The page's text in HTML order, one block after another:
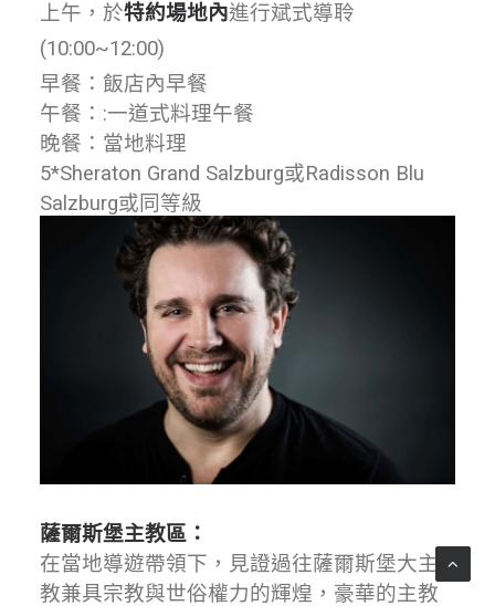
上午，於特約場地內進行斌式導聆
(10:00~12:00)
早餐：飯店內早餐
午餐：:一道式料理午餐
晚餐：當地料理
5*Sheraton Grand Salzburg或Radisson Blu
Salzburg或同等級
薩爾斯堡主教區：
在當地導遊帶領下，見證過往薩爾斯堡大主
教兼具宗教與世俗權力的輝煌，豪華的主教